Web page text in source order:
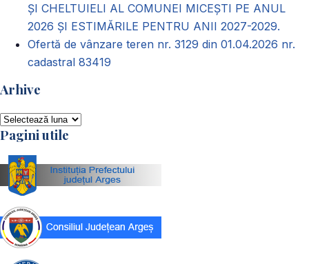
ȘI CHELTUIELI AL COMUNEI MICEȘTI PE ANUL
2026 ȘI ESTIMĂRILE PENTRU ANII 2027-2029.
Ofertă de vânzare teren nr. 3129 din 01.04.2026 nr.
cadastral 83419
Arhive
Arhive
Pagini utile